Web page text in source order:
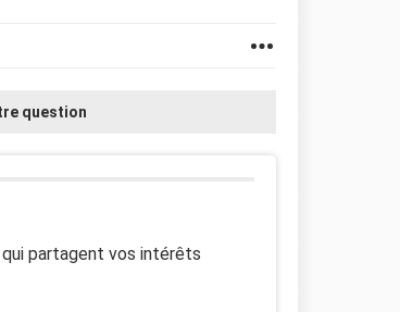
question
partagent vos intérêts